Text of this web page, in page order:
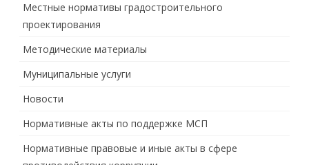
Местные нормативы градостроительного
проектирования
Методические материалы
Муниципальные услуги
Новости
Нормативные акты по поддержке МСП
Нормативные правовые и иные акты в сфере